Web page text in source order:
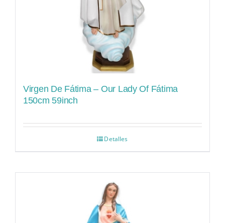
Virgen De Fátima – Our Lady Of Fátima
150cm 59inch
Detalles